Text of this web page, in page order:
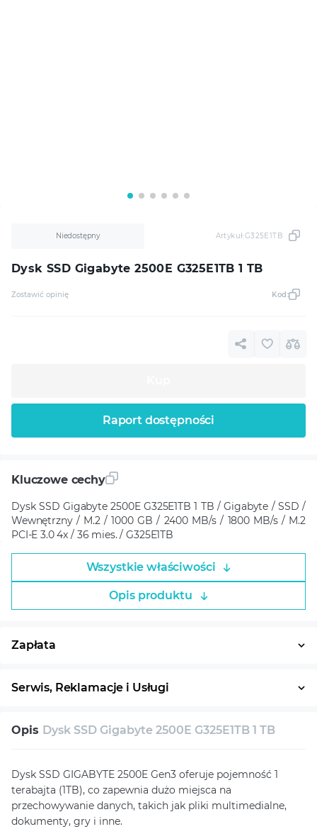
Dysk SSD Gigabyte 2500E G325E1TB 1 TB
Niedostępny Artykuł:G325E1TB
Zostawić opinię Kod:
Raport dostępności
Kluczowe cechy
Dysk SSD Gigabyte 2500E G325E1TB 1 TB / Gigabyte / SSD /
Wewnętrzny / M.2 / 1000 GB / 2400 MB/s / 1800 MB/s / M.2
PCI-E 3.0 4x / 36 mies. / G325E1TB
Wszystkie właściwości
Opis produktu
Zapłata
Serwis, Reklamacje i Usługi
Konsultacja
Opis Dysk SSD Gigabyte 2500E G325E1TB 1 TB
Dysk SSD GIGABYTE 2500E Gen3 oferuje pojemność 1
terabajta (1TB), co zapewnia dużo miejsca na
przechowywanie danych, takich jak pliki multimedialne,
dokumenty, gry i inne.